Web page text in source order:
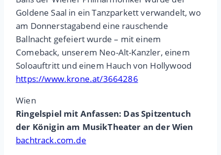
Goldene Saal in ein Tanzparkett verwandelt, wo
am Donnerstagabend eine rauschende
Ballnacht gefeiert wurde – mit einem
Comeback, unserem Neo-Alt-Kanzler, einem
Soloauftritt und einem Hauch von Hollywood
https://www.krone.at/3664286
Wien
Ringelspiel mit Anfassen: Das Spitzentuch
der Königin am MusikTheater an der Wien
bachtrack.com.de